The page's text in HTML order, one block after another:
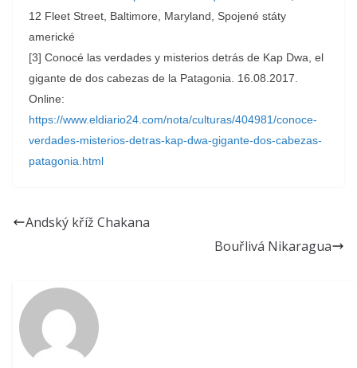
12 Fleet Street, Baltimore, Maryland, Spojené státy
americké
[3] Conocé las verdades y misterios detrás de Kap Dwa, el
gigante de dos cabezas de la Patagonia. 16.08.2017.
Online:
https://www.eldiario24.com/nota/culturas/404981/conoce-
verdades-misterios-detras-kap-dwa-gigante-dos-cabezas-
patagonia.html
Andský kříž Chakana
Bouřlivá Nikaragua